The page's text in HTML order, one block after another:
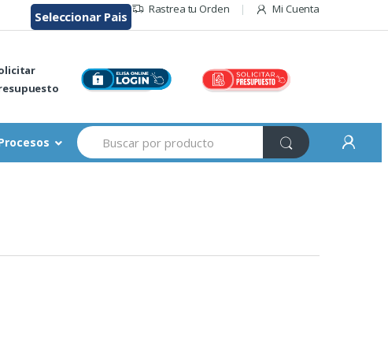
Rastrea tu Orden Mi Cuenta
Seleccionar Pais
Buscar: